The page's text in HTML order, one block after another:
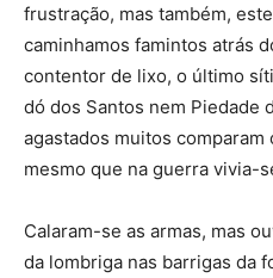
frustração, mas também,
caminhamos famintos atrás
contentor de lixo, o último
dó dos Santos nem Piedade
agastados muitos
mesmo que na guerra vivia-
Calaram-se as armas, mas
da lombriga nas barrigas da